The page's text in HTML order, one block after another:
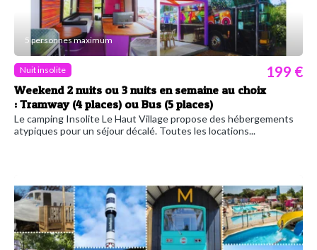
5 personnes maximum
Nuit insolite
Weekend 2 nuits ou 3 nuits en semaine au choix
: Tramway (4 places) ou Bus (5 places)
199 €
Le camping Insolite Le Haut Village propose des hébergements
atypiques pour un séjour décalé. Toutes les locations...